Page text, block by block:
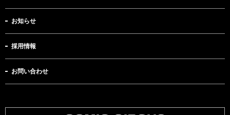
お知らせ
採用情報
お問い合わせ